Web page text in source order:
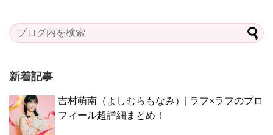
新着記事
吉村萌南（よしむらもなみ）| ラフ×ラフのプロ
フィール超詳細まとめ！